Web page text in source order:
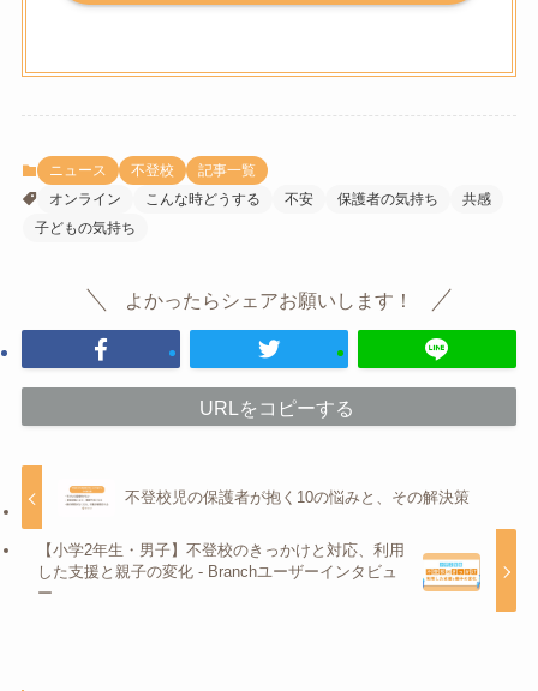
ニュース 不登校
記事一覧
オンライン
こんな時どうする 不安 保護者の気持ち
共感
子どもの気持ち
よかったらシェアお願いします！
URLをコピーする
不登校児の保護者が抱く10の悩みと、その解決策
【小学2年生・男子】不登校のきっかけと対応、利用
した支援と親子の変化 - Branchユーザーインタビュ
ー